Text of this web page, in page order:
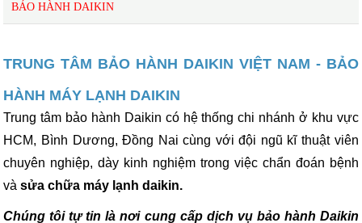
BẢO HÀNH DAIKIN
TRUNG TÂM BẢO HÀNH DAIKIN VIỆT NAM - BẢO
HÀNH MÁY LẠNH DAIKIN
Trung tâm bảo hành Daikin có hệ thống chi nhánh ở khu vực
HCM, Bình Dương, Đồng Nai cùng với đội ngũ kĩ thuật viên
chuyên nghiệp, dày kinh nghiệm trong việc chẩn đoán bệnh
vàsửa chữa máy lạnh daikin.
Chúng tôi tự tin là nơi cung cấp dịch vụ bảo hành Daikin